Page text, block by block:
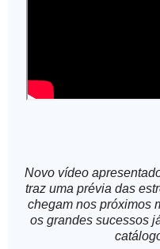
Novo vídeo
traz uma prévia das
chegam nos próximos
os grandes sucessos